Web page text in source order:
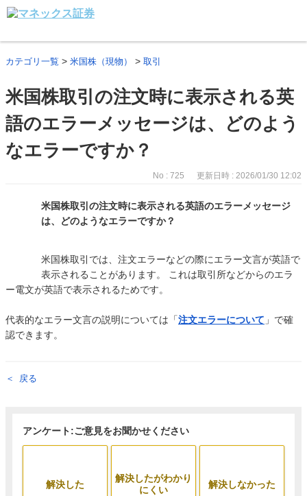
カテゴリ一覧 > 米国株（現物） > 取引
米国株取引の注文時に表示される英
語のエラーメッセージは、どのよう
なエラーですか？
No : 725 更新日時 : 2026/01/30 12:02
米国株取引の注文時に表示される英語のエラーメッセージ
は、どのようなエラーですか？
米国株取引では、注文エラーなどの際にエラー文言が英語で
表示されることがあります。 これは取引所などからのエラ
ー電文が英語で表示されるためです。
代表的なエラー文言の説明については「注文エラーについて 」で確
認できます。
戻る
アンケート:ご意見をお聞かせください
解決した
解決したがわかり
にくい
解決しなかった